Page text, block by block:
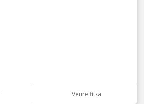
Veure fitxa